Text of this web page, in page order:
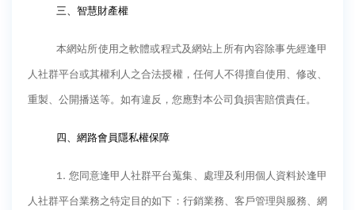
三、智慧財產權
本網站所使用之軟體或程式及網站上所有內容除事先經逢甲
人社群平台或其權利人之合法授權，任何人不得擅自使用、修改、
重製、公開播送等。如有違反，您應對本公司負損害賠償責任。
四、網路會員隱私權保障
1.您同意逢甲人社群平台蒐集、處理及利用個人資料於逢甲
人社群平台業務之特定目的如下：行銷業務、客戶管理與服務、網